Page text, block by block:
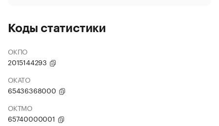
Коды статистики
ОКПО
2015144293
ОКАТО
65436368000
ОКТМО
65740000001